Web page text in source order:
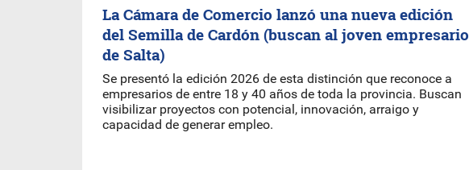
La Cámara de Comercio lanzó una nueva edición
del Semilla de Cardón (buscan al joven empresario
de Salta)
Se presentó la edición 2026 de esta distinción que reconoce a
empresarios de entre 18 y 40 años de toda la provincia. Buscan
visibilizar proyectos con potencial, innovación, arraigo y
capacidad de generar empleo.